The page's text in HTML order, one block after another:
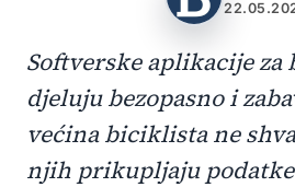
Softverske aplikacije
djeluju bezopasno i
većina biciklista ne
njih prikupljaju podatke